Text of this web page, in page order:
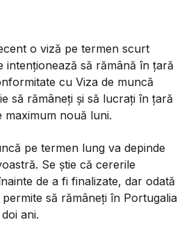
o viză pe termen scurt
să rămână în țară
cu Viza de muncă
să rămâneți și să lucrați în țară
nouă luni.
pe termen lung va depinde
Se știe că cererile
de a fi finalizate, dar odată
să rămâneți în Portugalia
ani.